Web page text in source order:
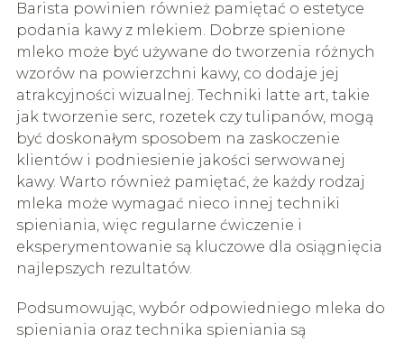
Barista powinien również pamiętać o estetyce
podania kawy z mlekiem. Dobrze spienione
mleko może być używane do tworzenia różnych
wzorów na powierzchni kawy, co dodaje jej
atrakcyjności wizualnej. Techniki latte art, takie
jak tworzenie serc, rozetek czy tulipanów, mogą
być doskonałym sposobem na zaskoczenie
klientów i podniesienie jakości serwowanej
kawy. Warto również pamiętać, że każdy rodzaj
mleka może wymagać nieco innej techniki
spieniania, więc regularne ćwiczenie i
eksperymentowanie są kluczowe dla osiągnięcia
najlepszych rezultatów.
Podsumowując, wybór odpowiedniego mleka do
spieniania oraz technika spieniania są